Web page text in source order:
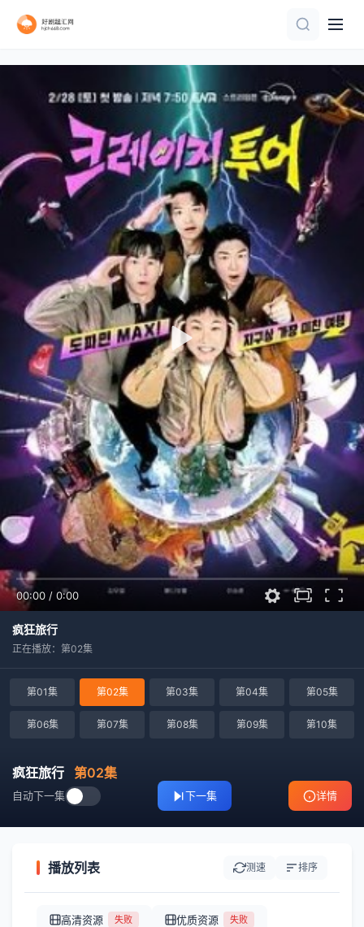
00:00 / 0:00
疯狂旅行
正在播放：第02集
第01集 第02集 第03集 第04集 第05集
第06集 第07集 第08集 第09集 第10集
疯狂旅行 第02集
自动下一集 下一集 详情
播放列表 测速 排序
高清资源 失败 优质资源 失败
第5集
第3期
20260731第2期下
第4期
更新至20260806期姐姐的母带2第4期下
正片
第4期
更新至20260806期
更新至第02期
第10期完结